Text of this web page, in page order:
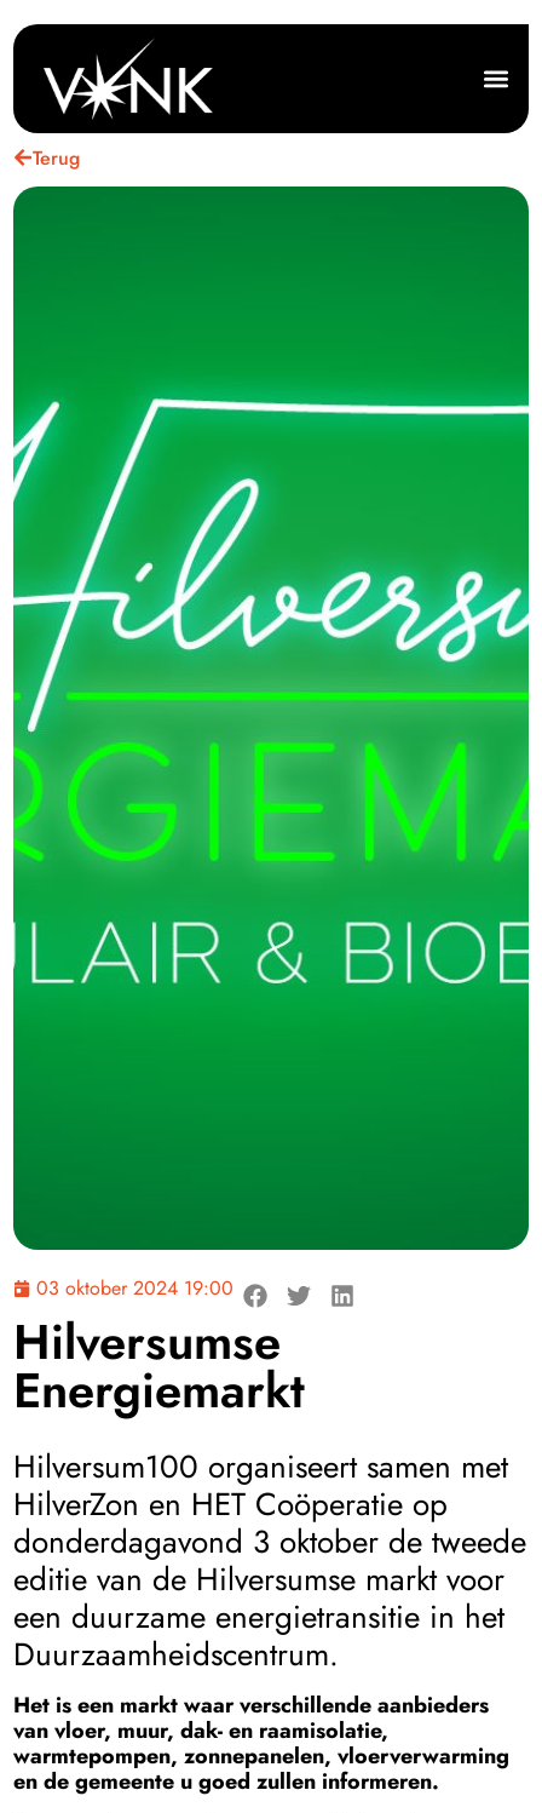
Terug
03 oktober 2024 19:00
Hilversumse
Energiemarkt
Hilversum100 organiseert samen met
HilverZon en HET Coöperatie op
donderdagavond 3 oktober de tweede
editie van de Hilversumse markt voor
een duurzame energietransitie in het
Duurzaamheidscentrum.
Het is een markt waar verschillende aanbieders
van vloer, muur, dak- en raamisolatie,
warmtepompen, zonnepanelen, vloerverwarming
en de gemeente u goed zullen informeren.